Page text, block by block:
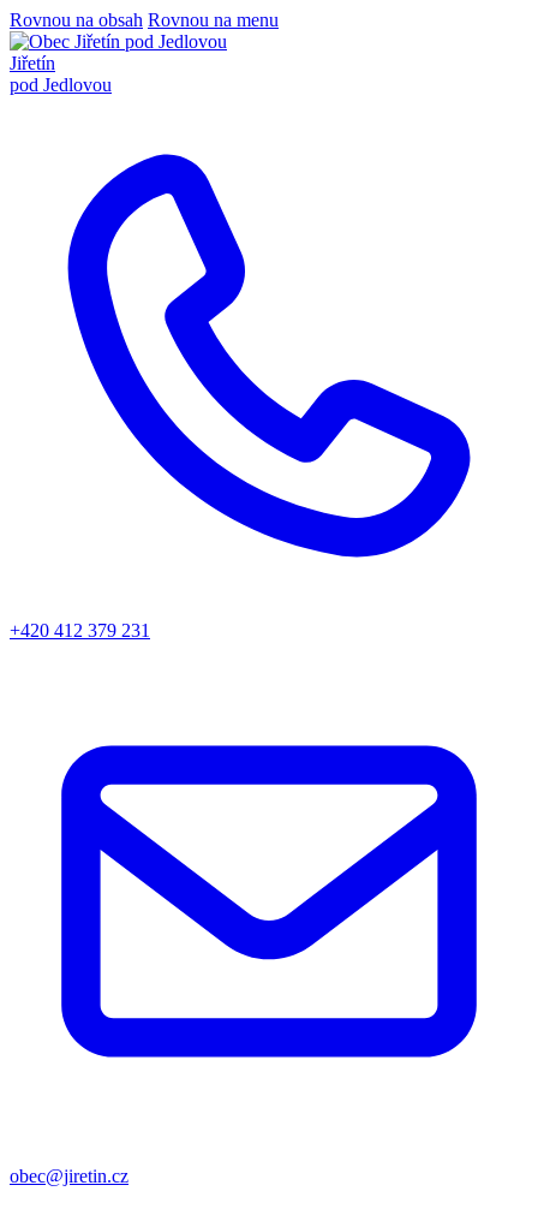
Rovnou na obsah Rovnou na menu
Jiřetín
pod Jedlovou
+420 412 379 231
obec@jiretin.cz